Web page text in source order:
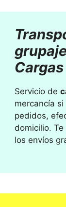
Servicio de
mercancía
pedidos,
domicilio.
los envíos